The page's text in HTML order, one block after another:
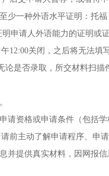
少一种外语水平证明：托
申请人外语能力的证明或
12:00关闭，之后将无法
论是否录取，所交材料扫
请资格或申请条件（包括
前主动了解申请程序、申
并提供真实材料，因网报